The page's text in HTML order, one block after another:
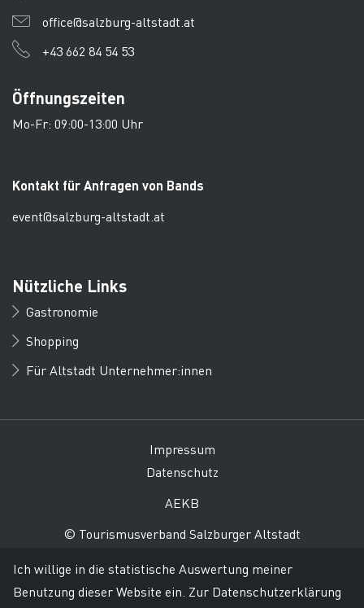
office@salzburg-altstadt.at
+43 662 84 54 53
Öffnungszeiten
Mo-Fr: 09:00-13:00 Uhr
Kontakt für Anfragen von Bands
event@salzburg-altstadt.at
Nützliche Links
Gastronomie
Shopping
Für Altstadt Unternehmer:innen
Impressum
Datenschutz
AEKB
© Tourismusverband Salzburger Altstadt
Ich willige in die statistische Auswertung meiner
Benutzung dieser Website ein. Zur Datenschutzerklärung